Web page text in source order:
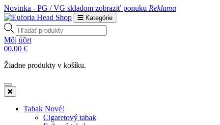
Novinka - PG / VG skladom zobraziť ponuku Reklama
Kategórie
Products
search
Môj účet
00,00 €
Žiadne produkty v košíku.
Tabak Nové!
Cigaretový tabak